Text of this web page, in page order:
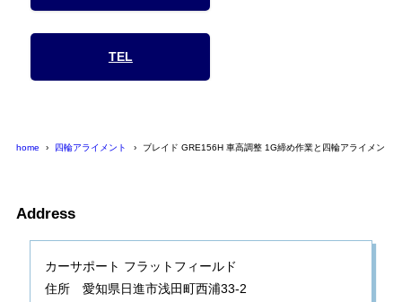
TEL
home 四輪アライメント ブレイド GRE156H 車高調整 1G締め作業と四輪アライメント
Address
カーサポート フラットフィールド
住所 愛知県日進市浅田町西浦33-2